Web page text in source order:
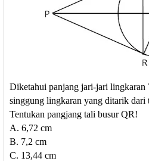
Diketahui panjang jari-jari lingkaran
singgung lingkaran yang ditarik dari
Tentukan pangjang tali busur QR!
A. 6,72 cm
B. 7,2 cm
C. 13,44 cm